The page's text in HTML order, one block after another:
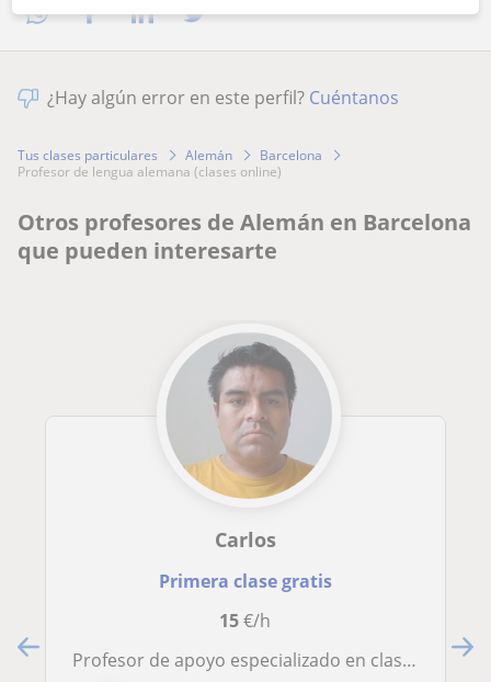
¿Hay algún error en este perfil? Cuéntanos
Tus clases particulares Alemán
Barcelona
profesor de lengua alemana (clases online)
Otros profesores de Alemán en Barcelona
que pueden interesarte
Carlos
Primera clase gratis
15€/h
Profesor de apoyo especializado en clases para adultos/niños de forma presencial o onlin